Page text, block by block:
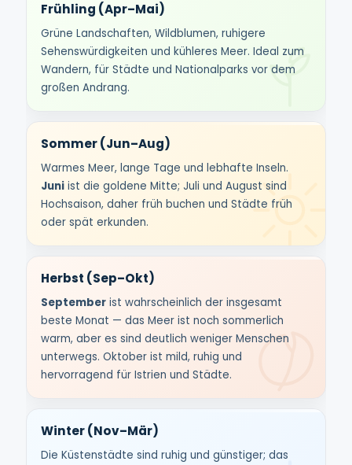
Frühling (Apr–Mai)
Grüne Landschaften, Wildblumen, ruhigere
Sehenswürdigkeiten und kühleres Meer. Ideal zum
Wandern, für Städte und Nationalparks vor dem
großen Andrang.
Sommer (Jun–Aug)
Warmes Meer, lange Tage und lebhafte Inseln.
Juni ist die goldene Mitte; Juli und August sind
Hochsaison, daher früh buchen und Städte früh
oder spät erkunden.
Herbst (Sep–Okt)
September ist wahrscheinlich der insgesamt
beste Monat — das Meer ist noch sommerlich
warm, aber es sind deutlich weniger Menschen
unterwegs. Oktober ist mild, ruhig und
hervorragend für Istrien und Städte.
Winter (Nov–Mär)
Die Küstenstädte sind ruhig und günstiger; das